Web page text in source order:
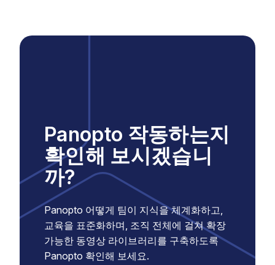
Panopto 작동하는지
확인해 보시겠습니
까?
Panopto 어떻게 팀이 지식을 체계화하고,
교육을 표준화하며, 조직 전체에 걸쳐 확장
가능한 동영상 라이브러리를 구축하도록
Panopto 확인해 보세요.